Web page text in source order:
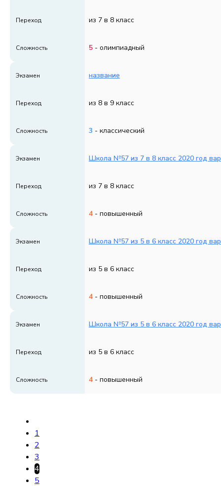
Переход из 7 в 8 класс
Сложность 5 - олимпиадный
Экзамен название
Переход из 8 в 9 класс
Сложность 3 - классический
Экзамен Школа №57 из 7 в 8 класс 2020 год
Переход из 7 в 8 класс
Сложность 4 - повышенный
Экзамен Школа №57 из 5 в 6 класс 2020 год
Переход из 5 в 6 класс
Сложность 4 - повышенный
Экзамен Школа №57 из 5 в 6 класс 2020 год
Переход из 5 в 6 класс
Сложность 4 - повышенный
1
2
3
4
5